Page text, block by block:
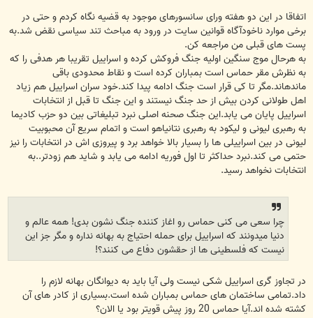
اتفاقا در این دو هفته ورای سانسورهای موجود به قضیه نگاه کردم و حتی در
برخی موارد ناخودآگاه قوانین سایت در ورود به مباحث تند سیاسی نقض شد.به
پست های قبلی من مراجعه کن.
به هرحال موج سنگین اولیه جنگ فروکش کرده و اسراییل تقریبا هر هدفی را که
به نظرش مقر حماس است بمباران کرده است و نقاط محدودی باقی
ماندهاند.مگر تا کی قرار است جنگ ادامه پیدا کند.خود سران اسراییل هم زیاد
اهل طولانی کردن بیش از حد جنگ نیستند و این جنگ تا قبل از انتخابات
اسراییل پایان می یابد.این جنگ صحنه اصلی نبرد تبلیغاتی بین دو حزب کادیما
به رهبری لیونی و لیکود به رهبری نتانیاهو است و اتمام سریع آن محبوبیت
لیونی در بین اسراییلی ها را بسیار بالا خواهد برد و پیروزی اش در انتخابات را نیز
حتمی می کند.نبرد حداکثر تا اول فوریه ادامه می یابد و شاید هم زودتر..به
انتخابات نخواهد رسید.
چرا سعی می کنی حماس رو اغاز کننده جنگ نشون بدی! همه عالم و
دنیا میدونند که اسراییل برای حمله احتیاج به بهانه نداره و مگر جز این
نیست که فلسطینی ها از حقشون دفاع می کنند؟!
در تجاوز گری اسراییل شکی نیست ولی آیا باید به دیوانگان بهانه لازم را
داد.تمامی ساختمان های حماس بمباران شده است.بسیاری از کادر های آن
کشته شده اند.آیا حماس 20 روز پیش قویتر بود یا الان؟